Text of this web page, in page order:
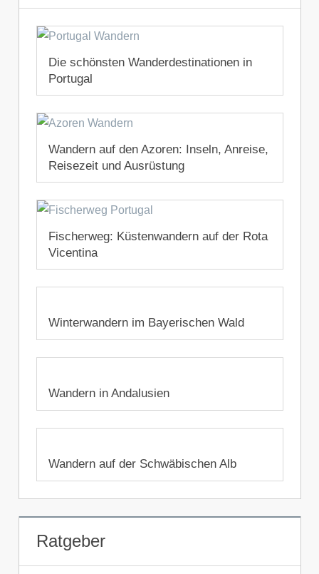
Die schönsten Wanderdestinationen in
Portugal
11. Juni 2020
Wandern auf den Azoren: Inseln, Anreise,
Reisezeit und Ausrüstung
4. Juni 2020
Fischerweg: Küstenwandern auf der Rota
Vicentina
11. Februar 2020
Winterwandern im Bayerischen Wald
17. Januar 2020
Wandern in Andalusien
14. Januar 2020
Wandern auf der Schwäbischen Alb
1. Dezember 2019
Ratgeber